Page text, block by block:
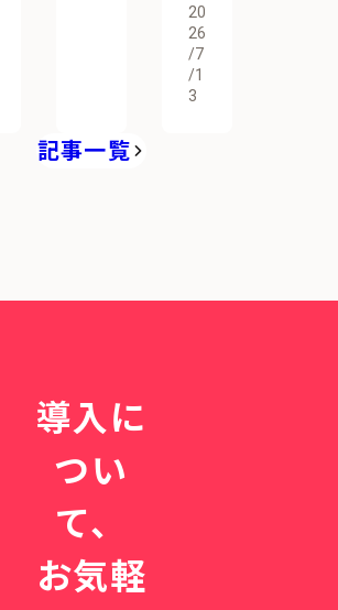
20
26
/7
/1
3
記事一覧
導入に
つい
て、
お気軽